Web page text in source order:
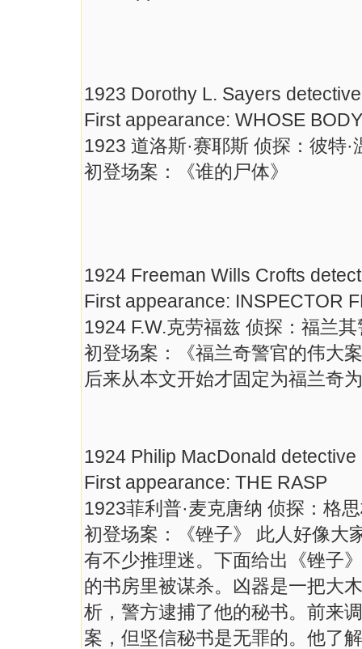
1923 Dorothy L. Sayers
First appearance: WHOSE
1923 道洛斯·赛耶斯 侦探：彼特·
初登场案：《谁的尸体》
1924 Freeman Wills Crofts
First appearance: INSPECTOR
1924 F.W.克劳福兹 侦探：福兰其
初登场案：《福兰奇警官的伟大
后来从本文开始才固定为福兰奇
1924 Philip MacDonald
First appearance: THE RASP
1923菲利普·麦克唐纳 侦探：格
初登场案：《锉子》 此人好像大
有不少推理迷。下面给出《锉子
的书房里被谋杀。凶器是一把大
析，警方逮捕了他的秘书。前来
案，但坚信秘书是无罪的。他了